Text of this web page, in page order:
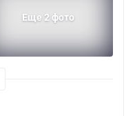
Еще 2 фото